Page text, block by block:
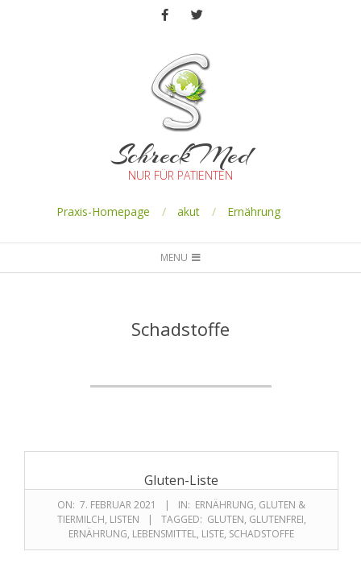
SchreckMed
NUR FÜR PATIENTEN
Praxis-Homepage akut Ernährung
MENU
Schadstoffe
Gluten-Liste
ON: 7. FEBRUAR 2021 IN: ERNÄHRUNG, GLUTEN &
TIERMILCH, LISTEN TAGGED: GLUTEN, GLUTENFREI,
ERNÄHRUNG, LEBENSMITTEL, LISTE, SCHADSTOFFE